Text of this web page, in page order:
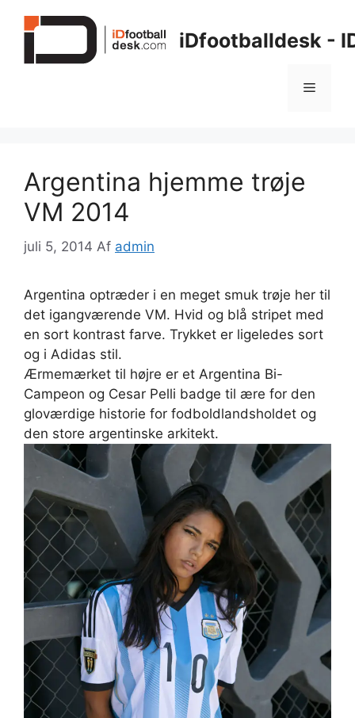
iDfootballdesk -
Menu
Argentina hjemme trøje
VM 2014
juli 5, 2014 Af admin
Argentina optræder i en meget smuk trøje her til
det igangværende VM. Hvid og blå stripet med
en sort kontrast farve. Trykket er ligeledes sort
og i Adidas stil.
Ærmemærket til højre er et Argentina Bi-
Campeon og Cesar Pelli badge til ære for den
gloværdige historie for fodboldlandsholdet og
den store argentinske arkitekt.